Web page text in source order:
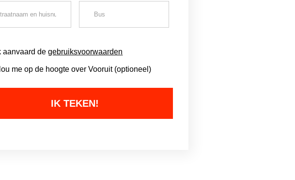
aanvaard degebruiksvoorwaarden
me op de hoogte over Vooruit (optioneel)